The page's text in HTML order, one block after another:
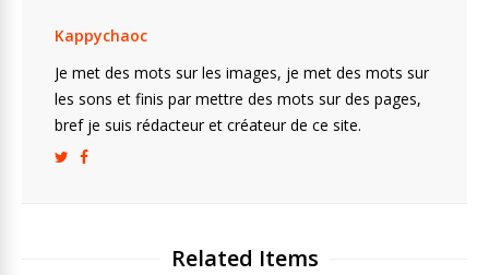
o
k k er
Kappychaoc
Je met des mots sur les images, je met des mots sur
les sons et finis par mettre des mots sur des pages,
bref je suis rédacteur et créateur de ce site.
Related Items